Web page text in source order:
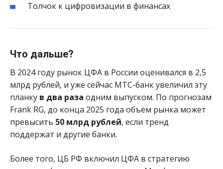
Толчок к цифровизации в финансах
Что дальше?
В 2024 году рынок ЦФА в России оценивался в 2,5
млрд рублей, и уже сейчас МТС-банк увеличил эту
планку в два раза одним выпуском. По прогнозам
Frank RG, до конца 2025 года объём рынка может
превысить 50 млрд рублей, если тренд
поддержат и другие банки.
Более того, ЦБ РФ включил ЦФА в стратегию